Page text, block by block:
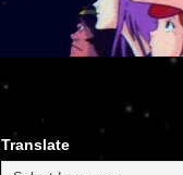
Translate